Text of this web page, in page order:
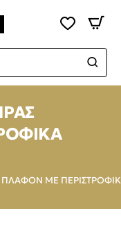
ΜΕ